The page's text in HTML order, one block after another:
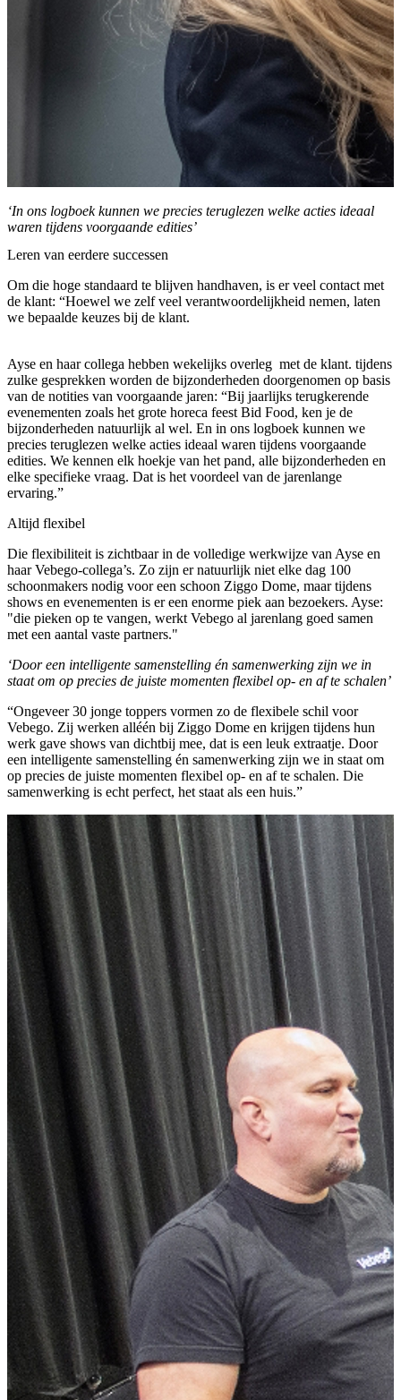
‘In ons logboek kunnen we precies teruglezen welke acties ideaal
waren tijdens voorgaande edities’
Leren van eerdere successen
Om die hoge standaard te blijven handhaven, is er veel contact met
de klant: “Hoewel we zelf veel verantwoordelijkheid nemen, laten
we bepaalde keuzes bij de klant.
Ayse en haar collega hebben wekelijks overleg met de klant. tijdens
zulke gesprekken worden de bijzonderheden doorgenomen op basis
van de notities van voorgaande jaren: “Bij jaarlijks terugkerende
evenementen zoals het grote horeca feest Bid Food, ken je de
bijzonderheden natuurlijk al wel. En in ons logboek kunnen we
precies teruglezen welke acties ideaal waren tijdens voorgaande
edities. We kennen elk hoekje van het pand, alle bijzonderheden en
elke specifieke vraag. Dat is het voordeel van de jarenlange
ervaring.”
Altijd flexibel
Die flexibiliteit is zichtbaar in de volledige werkwijze van Ayse en
haar Vebego-collega’s. Zo zijn er natuurlijk niet elke dag 100
schoonmakers nodig voor een schoon Ziggo Dome, maar tijdens
shows en evenementen is er een enorme piek aan bezoekers. Ayse:
"die pieken op te vangen, werkt Vebego al jarenlang goed samen
met een aantal vaste partners."
‘Door een intelligente samenstelling én samenwerking zijn we in
staat om op precies de juiste momenten flexibel op- en af te schalen’
“Ongeveer 30 jonge toppers vormen zo de flexibele schil voor
Vebego. Zij werken alléén bij Ziggo Dome en krijgen tijdens hun
werk gave shows van dichtbij mee, dat is een leuk extraatje. Door
een intelligente samenstelling én samenwerking zijn we in staat om
op precies de juiste momenten flexibel op- en af te schalen. Die
samenwerking is echt perfect, het staat als een huis.”